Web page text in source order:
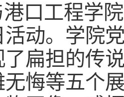
口工程学
活动。学院
扁担的传
悔等五个